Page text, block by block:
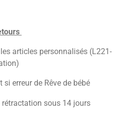
articles personnalisés (L221-
erreur de Rêve de bébé
sous 14 jours